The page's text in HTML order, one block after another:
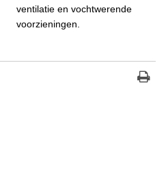
ventilatie en vochtwerende
voorzieningen.